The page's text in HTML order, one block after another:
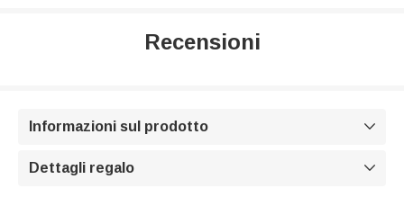
Recensioni
Informazioni sul prodotto 
Dettagli regalo 